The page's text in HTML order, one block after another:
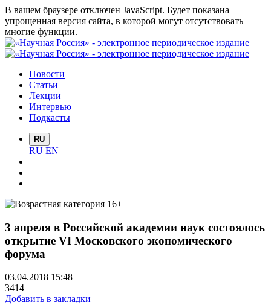
В вашем браузере отключен JavaScript. Будет показана
упрощенная версия сайта, в которой могут отсутствовать
многие функции.
Новости
Статьи
Лекции
Интервью
Подкасты
RU
RU EN
3 апреля в Российской академии наук состоялось
открытие VI Московского экономического
форума
03.04.2018 15:48
3414
Добавить в закладки